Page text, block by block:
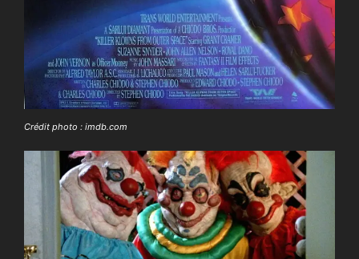
Crédit photo : imdb.com